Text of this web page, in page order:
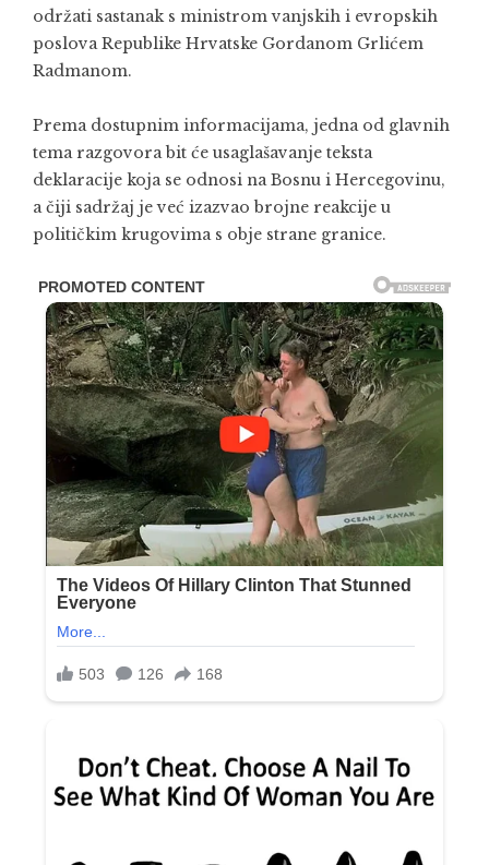
održati sastanak s ministrom vanjskih i evropskih
poslova Republike Hrvatske Gordanom Grlićem
Radmanom.
Prema dostupnim informacijama, jedna od glavnih
tema razgovora bit će usaglašavanje teksta
deklaracije koja se odnosi na Bosnu i Hercegovinu,
a čiji sadržaj je već izazvao brojne reakcije u
političkim krugovima s obje strane granice.